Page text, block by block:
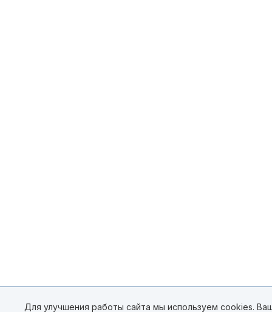
Для улучшения работы сайта мы используем cookies.